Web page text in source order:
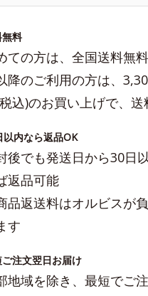
料
ての方は、全国送料無
降のご利用の方は、
込)のお買い上げで、送
以内なら返品OK
後でも発送日から30日
返品可能
品返送料はオルビスが
す
注文翌日お届け
地域を除き、最短でご